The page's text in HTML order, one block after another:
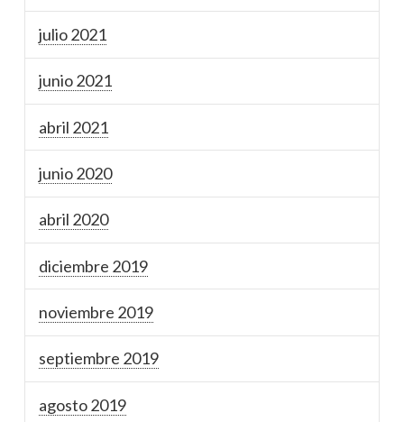
julio 2021
junio 2021
abril 2021
junio 2020
abril 2020
diciembre 2019
noviembre 2019
septiembre 2019
agosto 2019